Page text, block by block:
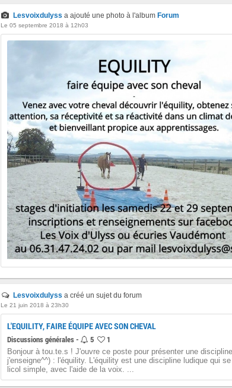
Lesvoixdulyss a ajouté une photo à l'album Forum
Le 05 septembre 2018 à 12h03
Lesvoixdulyss a créé un sujet du forum
Le 21 juin 2018 à 23h30
L'EQUILITY, FAIRE ÉQUIPE AVEC SON CHEVAL
Discussions générales - 5 1
Bonjour à tou.te.s ! J'ouvre ce poste pour présenter une
j'enseigne^^) : l'équility. L'équility est une discipline ludique qui
licol simple, avec l'aide de la voix. ...